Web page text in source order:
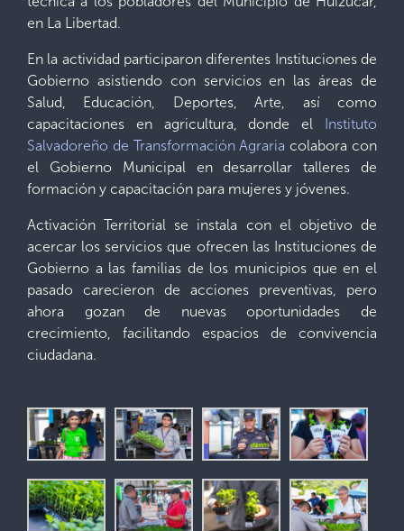
en La Libertad.
En la actividad participaron diferentes Instituciones de
Gobierno asistiendo con servicios en las áreas de
Salud, Educación, Deportes, Arte, así como
capacitaciones en agricultura, donde el Instituto
Salvadoreño de Transformación Agraria colabora con
el Gobierno Municipal en desarrollar talleres de
formación y capacitación para mujeres y jóvenes.
Activación Territorial se instala con el objetivo de
acercar los servicios que ofrecen las Instituciones de
Gobierno a las familias de los municipios que en el
pasado carecieron de acciones preventivas, pero
ahora gozan de nuevas oportunidades de
crecimiento, facilitando espacios de convivencia
ciudadana.